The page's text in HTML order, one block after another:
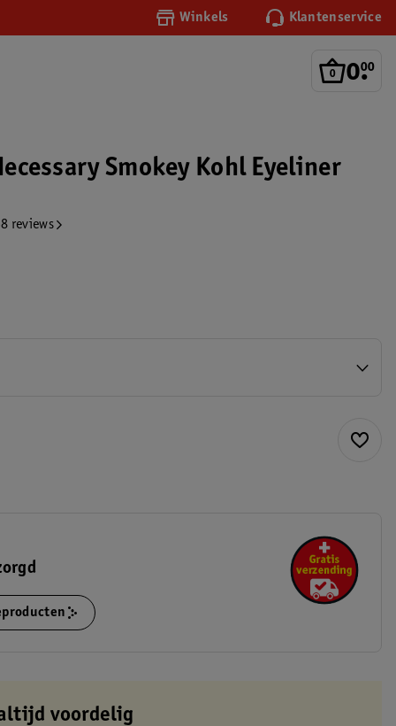
Winkels Klantenservice
0.
00
Smokey Kohl Eyeliner
reviews
voordelig